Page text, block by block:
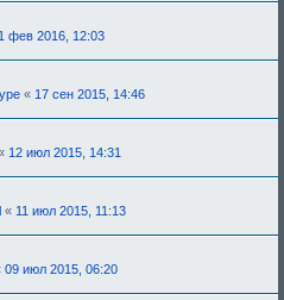
фев 2016, 12:03
« 17 сен 2015, 14:46
12 июл 2015, 14:31
« 11 июл 2015, 11:13
09 июл 2015, 06:20